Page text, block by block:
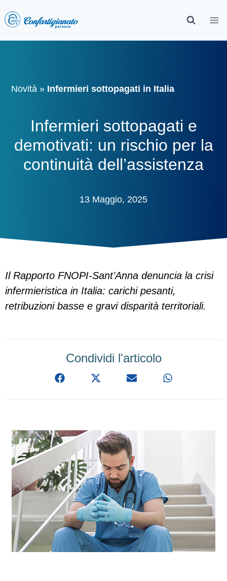
Novità » Infermieri sottopagati in Italia
Infermieri sottopagati e
demotivati: un rischio per la
continuità dell’assistenza
13 Maggio, 2025
Il Rapporto FNOPI-Sant’Anna denuncia la crisi
infermieristica in Italia: carichi pesanti,
retribuzioni basse e gravi disparità territoriali.
Condividi l'articolo